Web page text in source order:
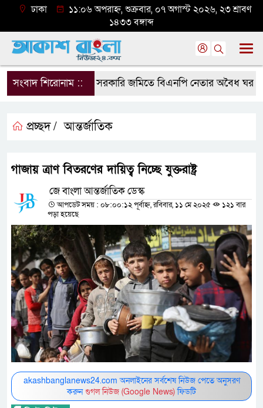
ঢাকা
১১:০৬ অপরাহ্ন, শুক্রবার, ০৭ অগাস্ট ২০২৬, ২৩ শ্রাবণ
১৪৩৩ বঙ্গাব্দ
সংবাদ শিরোনাম :: সরকারি জমিতে বিএনপি নেতার অবৈধ ঘর
প্রচ্ছদ / আন্তর্জাতিক
গাজায় ত্রাণ বিতরণের দায়িত্ব নিচ্ছে যুক্তরাষ্ট্র
জে বাংলা আন্তর্জাতিক ডেস্ক
আপডেট সময় : ০৮:০০:১২ পূর্বাহ্ন, রবিবার, ১১ মে ২০২৫
১২১ বার
পড়া হয়েছে
akashbanglanews24.com অনলাইনের সর্বশেষ নিউজ পেতে অনুসরণ
করুনগুগল নিউজ (Google News)ফিডটি